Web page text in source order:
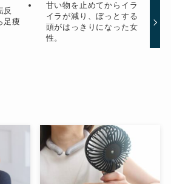
反
足痩
甘い物を止めてからイラ
イラが減り、ぼっとする
頭がはっきりになった女
性。